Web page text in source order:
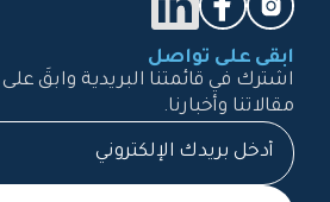
ابقى على تواصل
اشترك في قائمتنا البريدية وابقَ
مقالاتنا وأخبارنا.